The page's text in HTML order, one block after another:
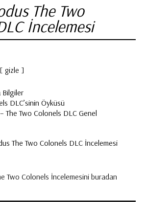
The Two
İncelemesi
gizle
Bilgiler
DLC’sinin Öyküsü
The Two Colonels DLC Genel
The Two Colonels DLC İncelemesi
Two Colonels İncelemesini buradan